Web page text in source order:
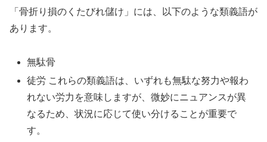
「骨折り損のくたびれ儲け」には、以下のような類義語が
あります。
無駄骨
徒労 これらの類義語は、いずれも無駄な努力や報わ
れない労力を意味しますが、微妙にニュアンスが異
なるため、状況に応じて使い分けることが重要で
す。